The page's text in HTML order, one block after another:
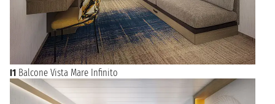
I1 Balcone Vista Mare Infinito